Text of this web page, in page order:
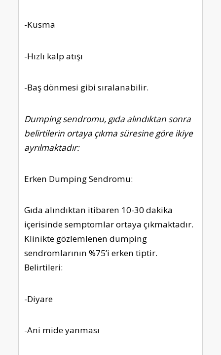
-Kusma
-Hızlı kalp atışı
-Baş dönmesi gibi sıralanabilir.
Dumping sendromu, gıda alındıktan sonra
belirtilerin ortaya çıkma süresine göre ikiye
ayrılmaktadır:
Erken Dumping Sendromu:
Gıda alındıktan itibaren 10-30 dakika
içerisinde semptomlar ortaya çıkmaktadır.
Klinikte gözlemlenen dumping
sendromlarının %75’i erken tiptir.
Belirtileri:
-Diyare
-Ani mide yanması